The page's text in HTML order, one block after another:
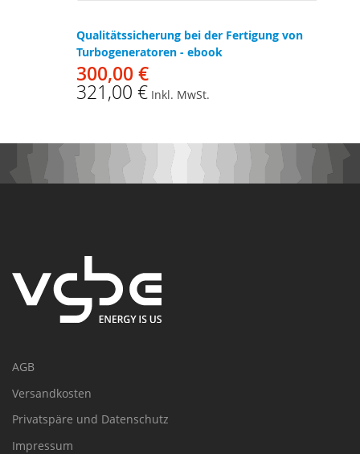
Qualitätssicherung bei der Fertigung von
Turbogeneratoren - ebook
300,00 €
321,00 € Inkl. MwSt.
AGB
Versandkosten
Privatspäre und Datenschutz
Impressum